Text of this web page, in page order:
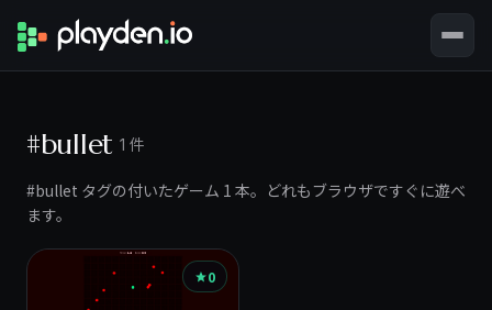
#bullet 1 件
#bullet タグの付いたゲーム 1 本。どれもブラウザですぐに遊べ
ます。
0